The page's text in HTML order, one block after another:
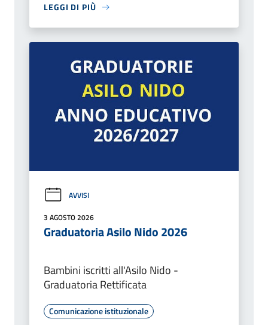
LEGGI DI PIÙ
AVVISI
3 AGOSTO 2026
Graduatoria Asilo Nido 2026
Bambini iscritti all'Asilo Nido -
Graduatoria Rettificata
Comunicazione istituzionale